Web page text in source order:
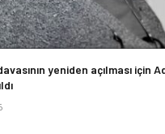
yeniden açılması için